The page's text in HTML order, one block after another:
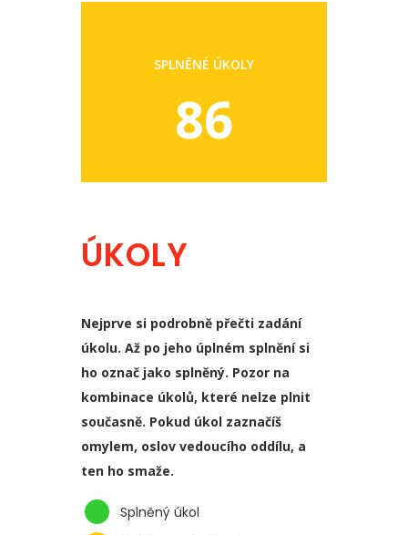
SPLNĚNÉ ÚKOLY
86
ÚKOLY
Nejprve si podrobně přečti zadání
úkolu. Až po jeho úplném splnění si
ho označ jako splněný. Pozor na
kombinace úkolů, které nelze plnit
současně. Pokud úkol zaznačíš
omylem, oslov vedoucího oddílu, a
ten ho smaže.
Splněný úkol